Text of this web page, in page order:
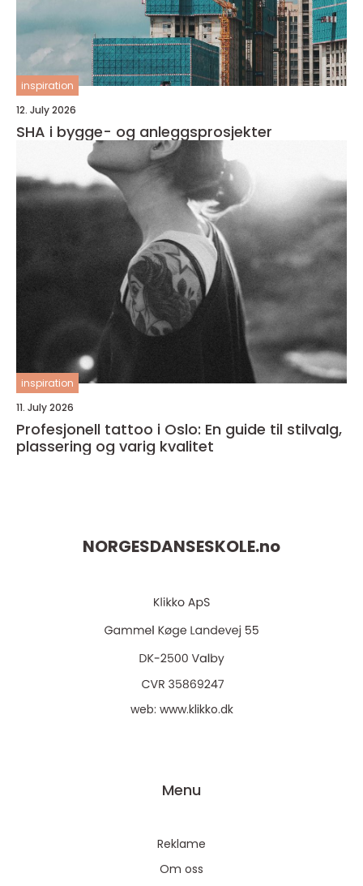
inspiration
12. July 2026
SHA i bygge- og anleggsprosjekter
inspiration
11. July 2026
Profesjonell tattoo i Oslo: En guide til stilvalg,
plassering og varig kvalitet
NORGESDANSESKOLE.no
web: www.klikko.dk
Menu
Reklame
Om oss